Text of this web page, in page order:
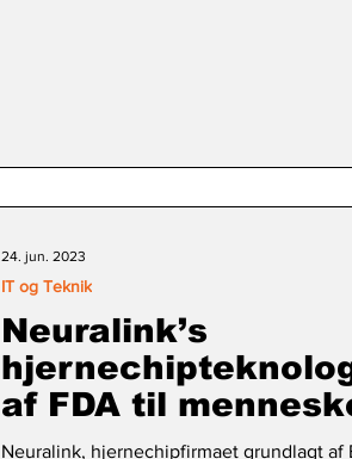
Neuralink’s
af FDA til
Neuralink, hjernechipfirmaet grundlagt af
IT og Teknik
24. jun. 2023